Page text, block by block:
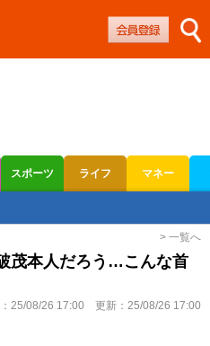
スポーツ ライフ マネー
> 一覧へ
茂本人だろう…こんな首
25/08/26 17:00 更新： 25/08/26 17:00